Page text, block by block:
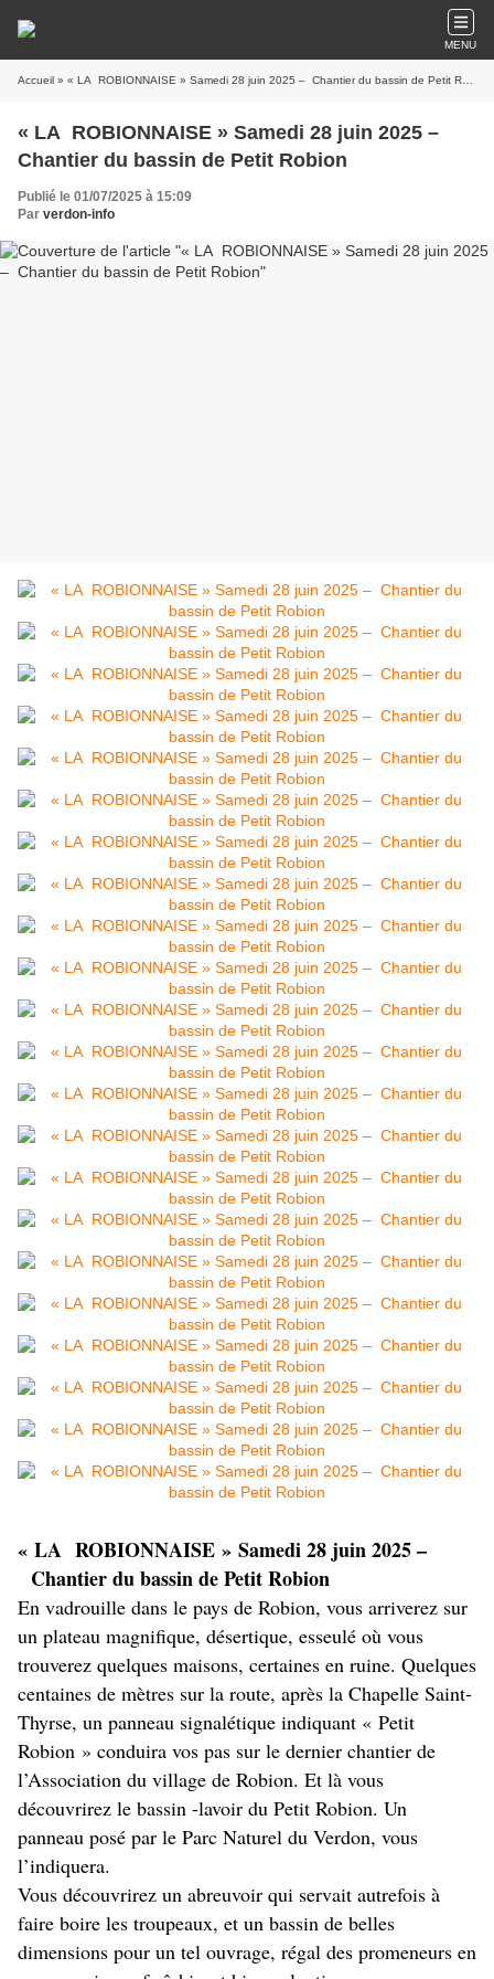
MENU
Accueil » « LA ROBIONNAISE » Samedi 28 juin 2025 – Chantier du bassin de Petit Robion
« LA ROBIONNAISE » Samedi 28 juin 2025 –
Chantier du bassin de Petit Robion
Publié le 01/07/2025 à 15:09
Par verdon-info
« LA ROBIONNAISE » Samedi 28 juin 2025 –
Chantier du bassin de Petit Robion
En vadrouille dans le pays de Robion, vous arriverez sur
un plateau magnifique, désertique, esseulé où vous
trouverez quelques maisons, certaines en ruine. Quelques
centaines de mètres sur la route, après la Chapelle Saint-
Thyrse, un panneau signalétique indiquant « Petit
Robion » conduira vos pas sur le dernier chantier de
l’Association du village de Robion. Et là vous
découvrirez le bassin -lavoir du Petit Robion. Un
panneau posé par le Parc Naturel du Verdon, vous
l’indiquera.
Vous découvrirez un abreuvoir qui servait autrefois à
faire boire les troupeaux, et un bassin de belles
dimensions pour un tel ouvrage, régal des promeneurs en